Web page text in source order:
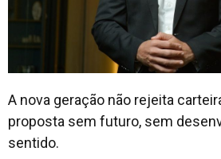
A nova geração não rejeita
proposta sem futuro, sem
sentido.